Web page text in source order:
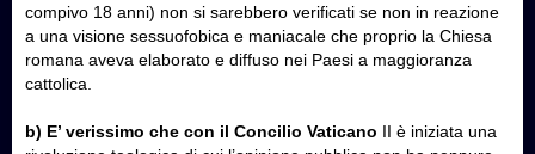
compivo 18 anni) non si sarebbero verificati se non in reazione
a una visione sessuofobica e maniacale che proprio la Chiesa
romana aveva elaborato e diffuso nei Paesi a maggioranza
cattolica.
b) E’ verissimo che con il Concilio Vaticano II è iniziata una